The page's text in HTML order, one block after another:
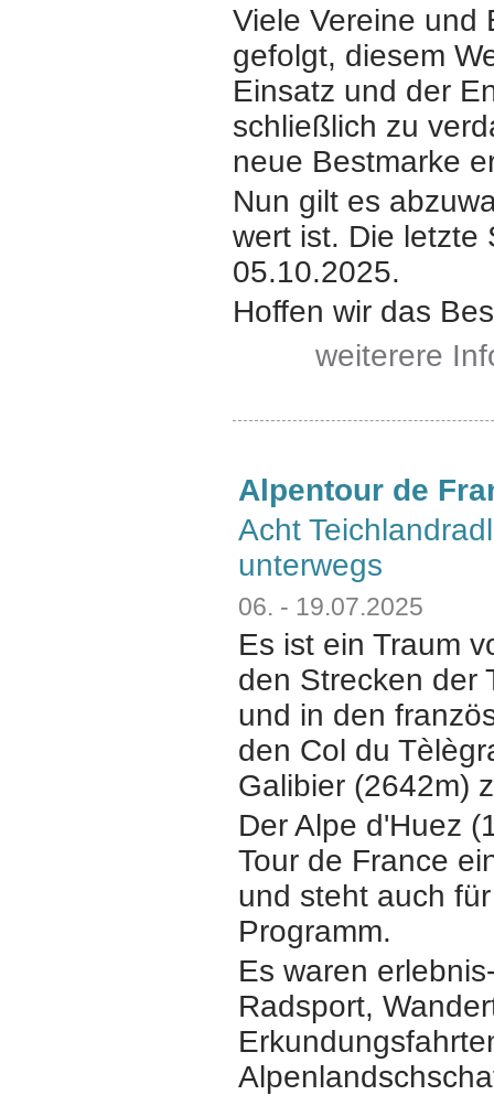
Viele Vereine und
gefolgt, diesem
Einsatz und der
schließlich zu
neue Bestmarke
Nun gilt es
wert ist. Die letzte
05.10.2025.
Hoffen wir das
weiterere
Alpentour de
Acht
unterwegs
06. - 19.07.2025
Es ist ein Traum
den Strecken der
und in den
den Col du
Galibier (2642m)
Der Alpe d'Huez
Tour de France
und steht auch
Programm.
Es waren
Radsport,